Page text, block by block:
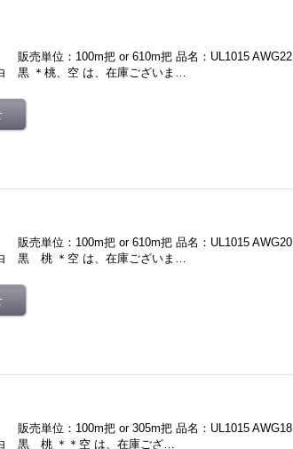
売単位：100m把 or 610m把 品名：UL1015 AWG22
桃、空 は、在庫ございま…
売単位：100m把 or 610m把 品名：UL1015 AWG20
＊空 は、在庫ございま…
売単位：100m把 or 305m把 品名：UL1015 AWG18
＊＊空 は、在庫ござ…